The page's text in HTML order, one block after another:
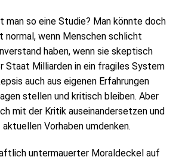
man so eine Studie? Man könnte doch
normal, wenn Menschen schlicht
haben, wenn sie skeptisch
Staat Milliarden in ein fragiles System
auch aus eigenen Erfahrungen
stellen und kritisch bleiben. Aber
mit der Kritik auseinandersetzen und
Vorhaben umdenken.
untermauerter Moraldeckel auf